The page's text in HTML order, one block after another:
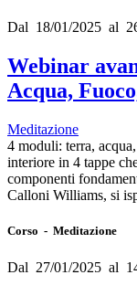
Dal 18/01/2025 al
Webinar
Acqua,
Meditazione
4 moduli: terra,
interiore in 4 tappe
componenti
Calloni Williams, si
Corso - Meditazione
Dal 27/01/2025 al